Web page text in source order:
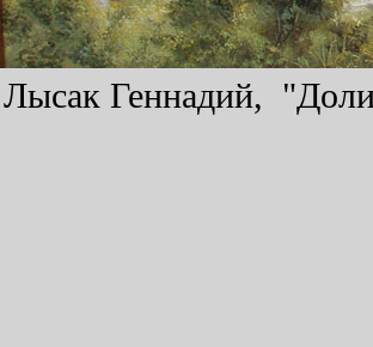
Лысак Геннадий,